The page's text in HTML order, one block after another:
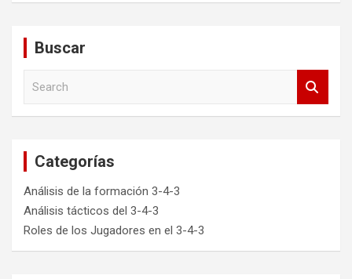
Buscar
Categorías
Análisis de la formación 3-4-3
Análisis tácticos del 3-4-3
Roles de los Jugadores en el 3-4-3